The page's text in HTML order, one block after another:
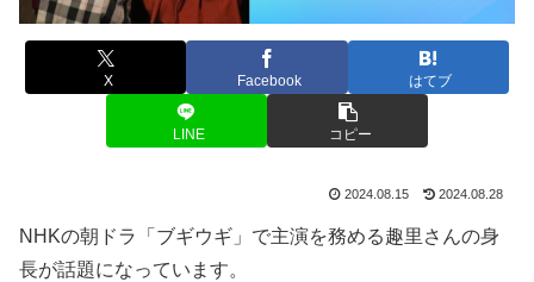
X Facebook はてブ
LINE コピー
2024.08.15 2024.08.28
NHKの朝ドラ「ブギウギ」で主演を務める趣里さんの身
長が話題になっています。